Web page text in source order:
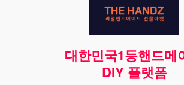
대한민국1등핸드메
DIY 플랫폼